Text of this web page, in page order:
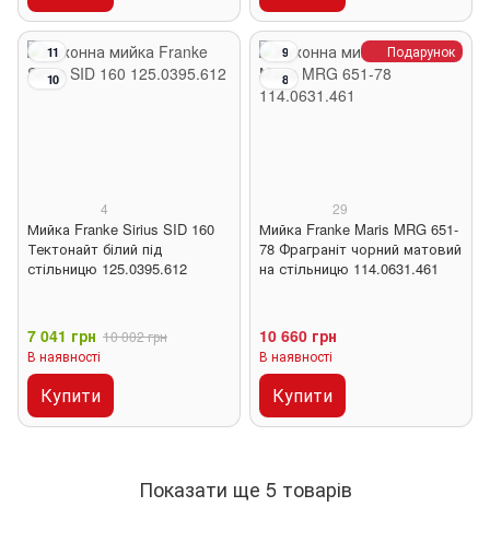
11
10
4
Мийка Franke Sirius SID 160
Тектонайт білий під
стільницю 125.0395.612
7 041 грн 10 002 грн
В наявності
Купити
Подарунок
9
8
29
Мийка Franke Maris MRG 651-
78 Фраграніт чорний матовий
на стільницю 114.0631.461
10 660 грн
В наявності
Купити
Показати ще 5 товарів